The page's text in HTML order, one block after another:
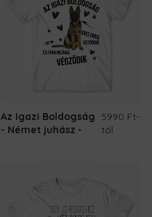
Az Igazi Boldogság
- Német juhász
5990 Ft-
tól